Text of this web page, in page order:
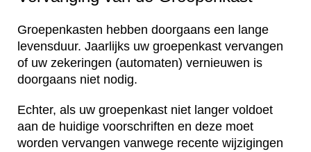
Groepenkasten hebben doorgaans een lange
levensduur. Jaarlijks uw groepenkast vervangen
of uw zekeringen (automaten) vernieuwen is
doorgaans niet nodig.
Echter, als uw groepenkast niet langer voldoet
aan de huidige voorschriften en deze moet
worden vervangen vanwege recente wijzigingen